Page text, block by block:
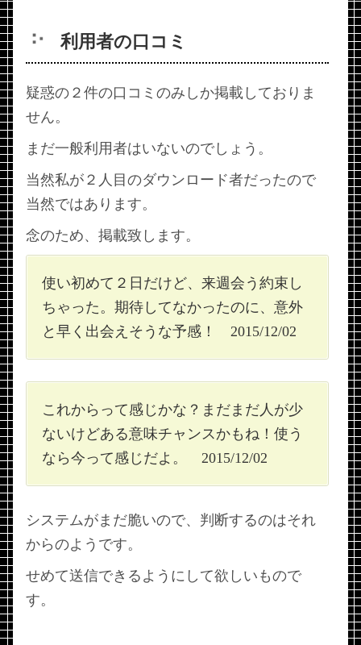
利用者の口コミ
疑惑の２件の口コミのみしか掲載しておりま
せん。
まだ一般利用者はいないのでしょう。
当然私が２人目のダウンロード者だったので
当然ではあります。
念のため、掲載致します。
使い初めて２日だけど、来週会う約束し
ちゃった。期待してなかったのに、意外
と早く出会えそうな予感！ 2015/12/02
これからって感じかな？まだまだ人が少
ないけどある意味チャンスかもね！使う
なら今って感じだよ。 2015/12/02
システムがまだ脆いので、判断するのはそれ
からのようです。
せめて送信できるようにして欲しいもので
す。